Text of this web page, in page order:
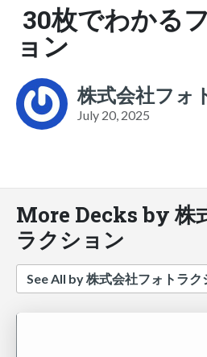
30枚でわかる
ョン
株式会社フォ
July 20, 2025
More Decks by 株
ラクション
See All by 株式会社フォトラク